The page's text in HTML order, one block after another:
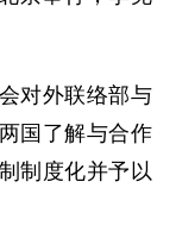
对外联络部与
国了解与合作
制度化并予以